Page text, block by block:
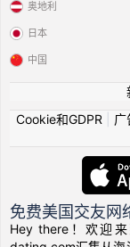
奥地利
日本
中国
Cookie和GDPR
广
免费美国交友网
Hey there！欢迎